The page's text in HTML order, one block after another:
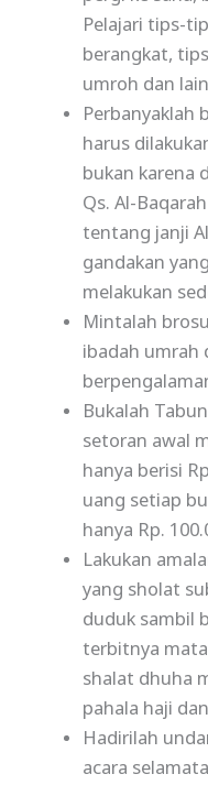
Pelajari tips-
berangkat,
umroh dan
Perbanyaklah
harus
bukan karena
Qs. Al-
tentang janji
gandakan
melakukan
Mintalah
ibadah umrah
Bukalah
setoran awal
hanya berisi
uang setiap
hanya Rp.
Lakukan
yang sholat
duduk sambil
terbitnya
shalat dhuha
pahala haji
Hadirilah
acara